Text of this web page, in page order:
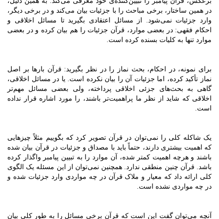
در همین ساختار، برخی مباحث را با جزئیات بیان می‌کند و در برخی دیگر،
وارد جزئیات نمی‌شود. از مسائل اعتقادی بگیرید تا مسائل اخلاقی و
احکام فقهی: در بعضی موارد، قرآن جزئیات را هم بیان کرده و در بعضی
موارد تنها به کلیات بسنده کرده است.
برای نمونه، در احکام، بحث نماز را در نظر بگیرید: قرآن بارها بر اصل
نماز تأکید کرده، اما جزئیات آن را بیان نکرده است. یا در مسائل اخلاقی،
گاهی به بحث‌های جزئی اخلاقی پرداخته، ولی بعضی مسائل مهم‌تر
اخلاقی که شاید از نظر ما پراهمیت‌تر باشند، را مورد اشاره قرار نداده
است.
یک شاکله کلی را نمی‌توان در قرآن تصویر کرد که بگوییم مثلاً چیزهایی
که اهمیت بیشتری دارند، حتماً باید با مصداق و جزئیات در قرآن بیان شده
باشند و هرچه اهمیت کمتر شده، آن موارد را به تبیین پیامبر واگذار کرده
باشد. قرآن چنین منطقی ندارد. همچنین نمی‌توان از این مسئله یک الگوی
کلی ارائه داد که معیار و ملاک قرآن در چه مواردی وارد جزئیات شده و
در چه مواردی نشده است.
آنچه می‌توان گفت این است که قرآن برخی مسائل را به طور کلی بیان